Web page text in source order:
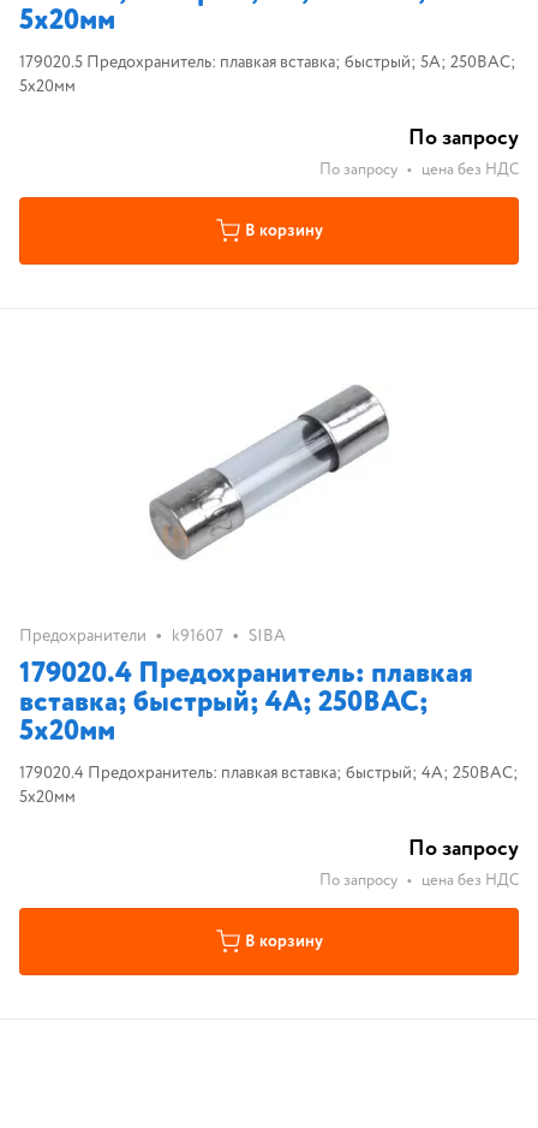
5x20мм
179020.5 Предохранитель: плавкая вставка; быстрый; 5А; 250ВAC;
5x20мм
По запросу
По запросу • цена без НДС
В корзину
Предохранители • k91607 • SIBA
179020.4 Предохранитель: плавкая
вставка; быстрый; 4А; 250ВAC;
5x20мм
179020.4 Предохранитель: плавкая вставка; быстрый; 4А; 250ВAC;
5x20мм
По запросу
По запросу • цена без НДС
В корзину